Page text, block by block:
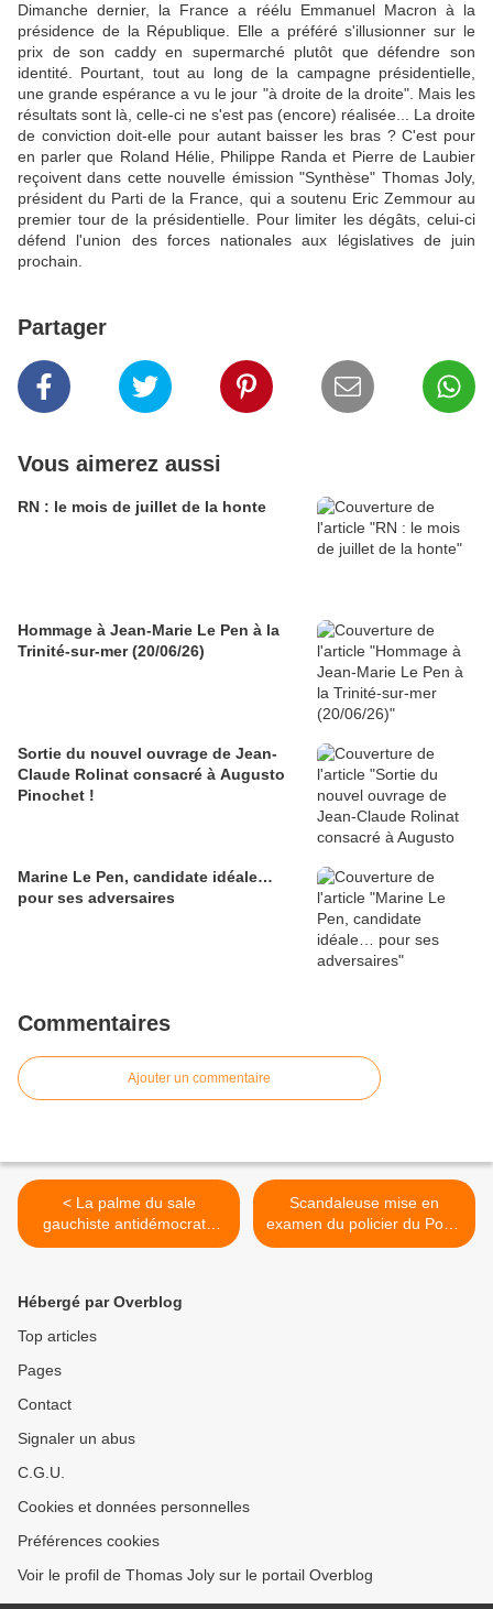
Dimanche dernier, la France a réélu Emmanuel Macron à la
présidence de la République. Elle a préféré s'illusionner sur le
prix de son caddy en supermarché plutôt que défendre son
identité. Pourtant, tout au long de la campagne présidentielle,
une grande espérance a vu le jour "à droite de la droite". Mais les
résultats sont là, celle-ci ne s'est pas (encore) réalisée... La droite
de conviction doit-elle pour autant baisser les bras ? C'est pour
en parler que Roland Hélie, Philippe Randa et Pierre de Laubier
reçoivent dans cette nouvelle émission "Synthèse" Thomas Joly,
président du Parti de la France, qui a soutenu Eric Zemmour au
premier tour de la présidentielle. Pour limiter les dégâts, celui-ci
défend l'union des forces nationales aux législatives de juin
prochain.
Partager
Vous aimerez aussi
RN : le mois de juillet de la honte
Hommage à Jean-Marie Le Pen à la
Trinité-sur-mer (20/06/26)
Sortie du nouvel ouvrage de Jean-
Claude Rolinat consacré à Augusto
Pinochet !
Marine Le Pen, candidate idéale…
pour ses adversaires
Commentaires
Ajouter un commentaire
< La palme du sale
gauchiste antidémocrate
est attribuée au maire de
Scandaleuse mise en
examen du policier du Pont-
Neuf pour « homicide
Hébergé par Overblog
Top articles
Pages
Contact
Signaler un abus
C.G.U.
Cookies et données personnelles
Préférences cookies
Voir le profil de Thomas Joly sur le portail Overblog